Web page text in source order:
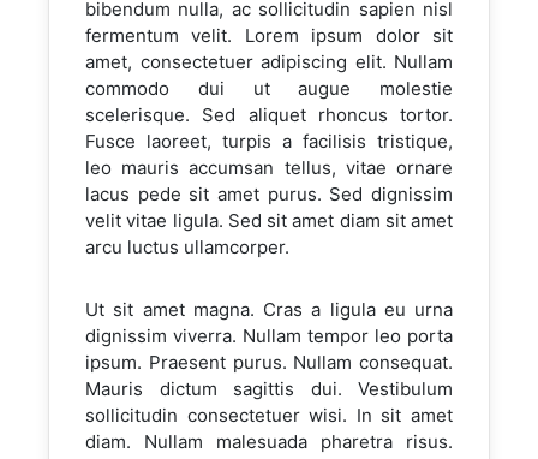
bibendum nulla, ac sollicitudin sapien nisl
fermentum velit. Lorem ipsum dolor sit
amet, consectetuer adipiscing elit. Nullam
commodo dui ut augue molestie
scelerisque. Sed aliquet rhoncus tortor.
Fusce laoreet, turpis a facilisis tristique,
leo mauris accumsan tellus, vitae ornare
lacus pede sit amet purus. Sed dignissim
velit vitae ligula. Sed sit amet diam sit amet
arcu luctus ullamcorper.
Ut sit amet magna. Cras a ligula eu urna
dignissim viverra. Nullam tempor leo porta
ipsum. Praesent purus. Nullam consequat.
Mauris dictum sagittis dui. Vestibulum
sollicitudin consectetuer wisi. In sit amet
diam. Nullam malesuada pharetra risus.